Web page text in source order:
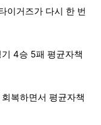
이거즈가 다시 한 번
4승 5패 평균자책
복하면서 평균자책